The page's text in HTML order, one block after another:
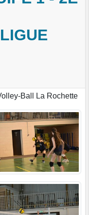
Ball La Rochette